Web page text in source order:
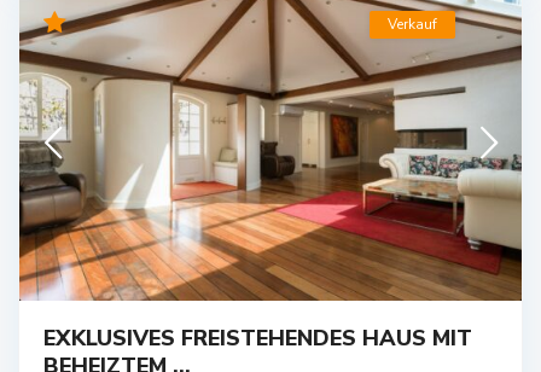
Verkauf
EXKLUSIVES FREISTEHENDES HAUS MIT